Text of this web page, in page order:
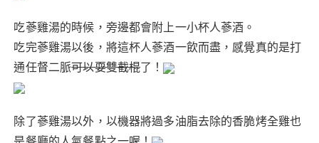
吃蔘雞湯的時候，旁邊都會附上一小杯人蔘酒。
吃完蔘雞湯以後，將這杯人蔘酒一飲而盡，感覺真的是打
通任督二脈可以耍雙截棍了！
除了蔘雞湯以外，以機器將過多油脂去除的香脆烤全雞也